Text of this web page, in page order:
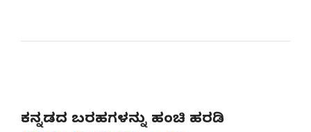
ಕನ್ನಡದ ಬರಹಗಳನ್ನು ಹಂಚಿ ಹರಡಿ